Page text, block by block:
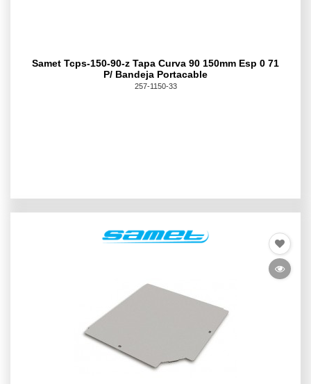
Samet Tcps-150-90-z Tapa Curva 90 150mm Esp 0 71
P/ Bandeja Portacable
257-1150-33